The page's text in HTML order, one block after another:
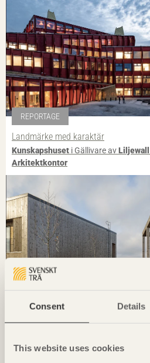
Consent Details
This website uses cookies
REPORTAGE
Landmärke med karaktär
Kunskapshuset i Gällivare av
Arkitektkontor